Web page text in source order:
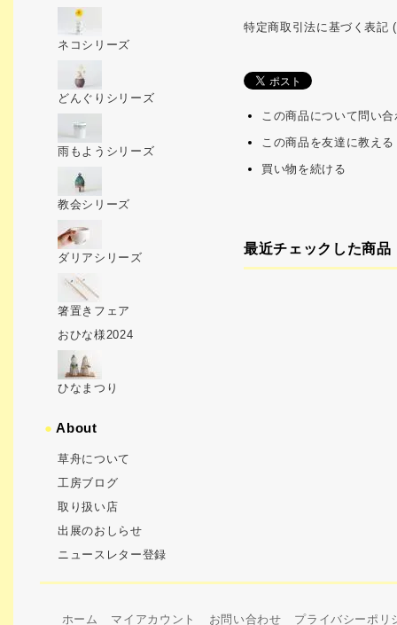
特定商取引法に基づく表記
この商品について問い
この商品を友達に教える
買い物を続ける
最近チェックした商品
ネコシリーズ
どんぐりシリーズ
雨もようシリーズ
教会シリーズ
ダリアシリーズ
箸置きフェア
おひな様2024
ひなまつり
●About
草舟について
工房ブログ
取り扱い店
出展のおしらせ
ニュースレター登録
ホーム マイアカウント お問い合わせ プライバシーポリ